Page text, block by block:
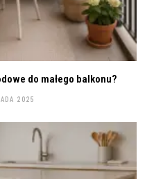
do małego balkonu?
2025